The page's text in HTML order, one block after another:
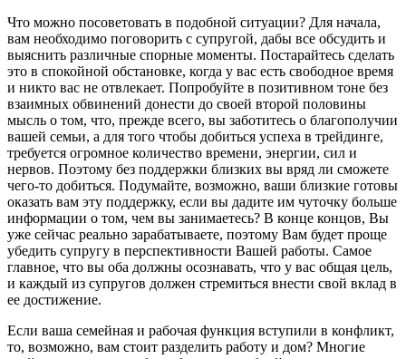
Что можно посоветовать в подобной ситуации? Для начала,
вам необходимо поговорить с супругой, дабы все обсудить и
выяснить различные спорные моменты. Постарайтесь сделать
это в спокойной обстановке, когда у вас есть свободное время
и никто вас не отвлекает. Попробуйте в позитивном тоне без
взаимных обвинений донести до своей второй половины
мысль о том, что, прежде всего, вы заботитесь о благополучии
вашей семьи, а для того чтобы добиться успеха в трейдинге,
требуется огромное количество времени, энергии, сил и
нервов. Поэтому без поддержки близких вы вряд ли сможете
чего-то добиться. Подумайте, возможно, ваши близкие готовы
оказать вам эту поддержку, если вы дадите им чуточку больше
информации о том, чем вы занимаетесь? В конце концов, Вы
уже сейчас реально зарабатываете, поэтому Вам будет проще
убедить супругу в перспективности Вашей работы. Самое
главное, что вы оба должны осознавать, что у вас общая цель,
и каждый из супругов должен стремиться внести свой вклад в
ее достижение.
Если ваша семейная и рабочая функция вступили в конфликт,
то, возможно, вам стоит разделить работу и дом? Многие